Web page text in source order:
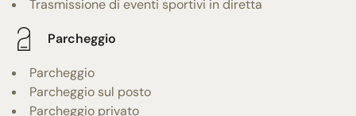
Trasmissione di eventi sportivi in diretta
Parcheggio
Parcheggio
Parcheggio sul posto
Parcheggio privato